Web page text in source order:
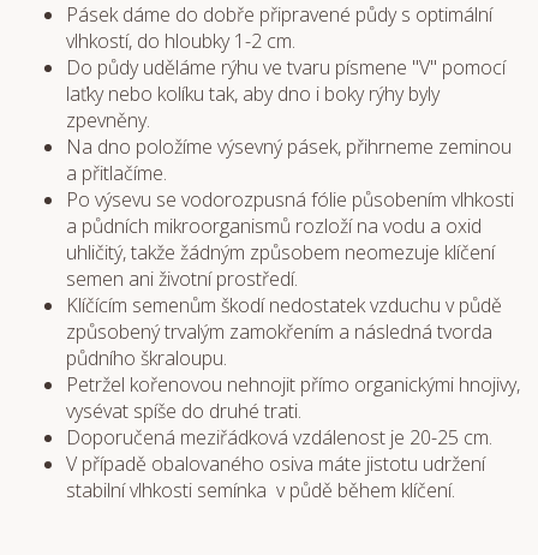
Pásek dáme do dobře připravené půdy s optimální
vlhkostí, do hloubky 1-2 cm.
Do půdy uděláme rýhu ve tvaru písmene "V" pomocí
laťky nebo kolíku tak, aby dno i boky rýhy byly
zpevněny.
Na dno položíme výsevný pásek, přihrneme zeminou
a přitlačíme.
Po výsevu se vodorozpusná fólie působením vlhkosti
a půdních mikroorganismů rozloží na vodu a oxid
uhličitý, takže žádným způsobem neomezuje klíčení
semen ani životní prostředí.
Klíčícím semenům škodí nedostatek vzduchu v půdě
způsobený trvalým zamokřením a následná tvorda
půdního škraloupu.
Petržel kořenovou nehnojit přímo organickými hnojivy,
vysévat spíše do druhé trati.
Doporučená meziřádková vzdálenost je 20-25 cm.
V případě obalovaného osiva máte jistotu udržení
stabilní vlhkosti semínka v půdě během klíčení.